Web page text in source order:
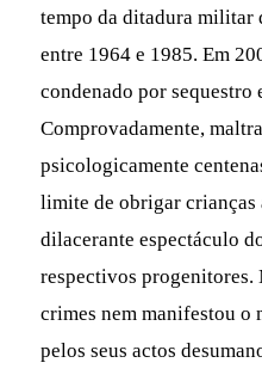
tempo da ditadura
entre 1964 e 1985. Em
condenado por sequestro
Comprovadamente,
psicologicamente
limite de obrigar crianças
dilacerante espectáculo
respectivos progenitores.
crimes nem manifestou o
pelos seus actos